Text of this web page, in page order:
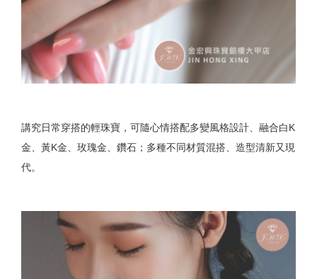
講究日常穿搭的輕珠寶，可隨心情搭配多變風格設計、融合白K
金、黃K金、玫瑰金、鑽石；多種不同材質混搭、造型清新又現
代。